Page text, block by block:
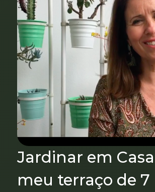
Jardinar em Casa
meu terraço de 7